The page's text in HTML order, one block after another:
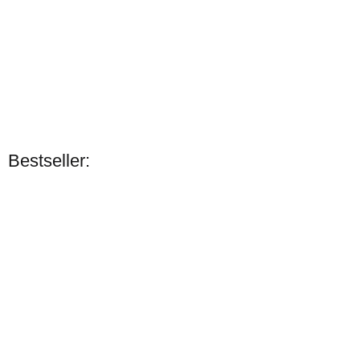
Bestseller: